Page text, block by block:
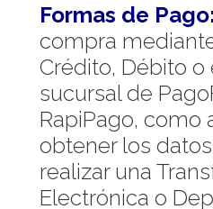
Formas de Pago:
compra
Crédito, Débito o
sucursal de
RapiPago, como
obtener los
realizar una
Electrónica o